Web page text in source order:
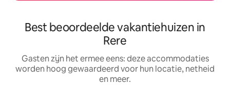
Best beoordeelde vakantiehuizen in
Rere
Gasten zijn het ermee eens: deze accommodaties
worden hoog gewaardeerd voor hun locatie, netheid
en meer.